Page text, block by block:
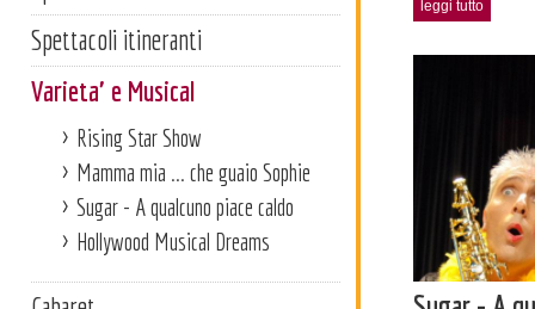
Spettacoli itineranti
Varieta' e Musical
Rising Star Show
Mamma mia ... che guaio Sophie
Sugar - A qualcuno piace caldo
Hollywood Musical Dreams
leggi tutto